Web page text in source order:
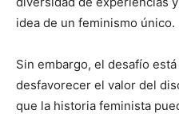
idea de un feminismo único.
Sin embargo, el desafío
desfavorecer el valor del
que la historia feminista